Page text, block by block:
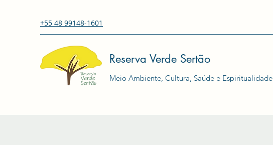
+55 48 99148-1601
Reserva Verde Sertão
Meio Ambiente, Cultura, Saúde e Espiritualidade